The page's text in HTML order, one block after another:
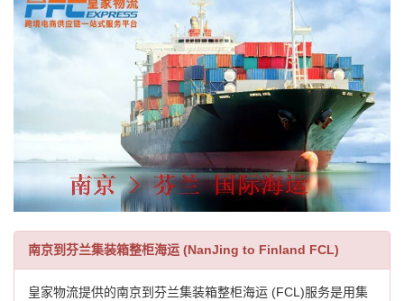
南京到芬兰集装箱整柜海运 (NanJing to Finland FCL)
皇家物流提供的南京到芬兰集装箱整柜海运 (FCL)服务是用集